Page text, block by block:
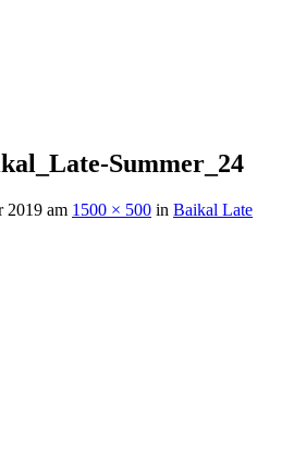
Summer_24
2019 am 1500 × 500 in Baikal Late